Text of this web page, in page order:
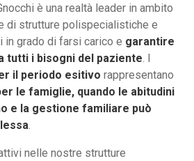
è una realtà leader in ambito
di strutture polispecialistiche e
in grado di farsi carico e garantire
tutti i bisogni del paziente. I
il periodo esitivo rappresentano
le famiglie, quando le abitudini
e la gestione familiare può
.
nelle nostre strutture